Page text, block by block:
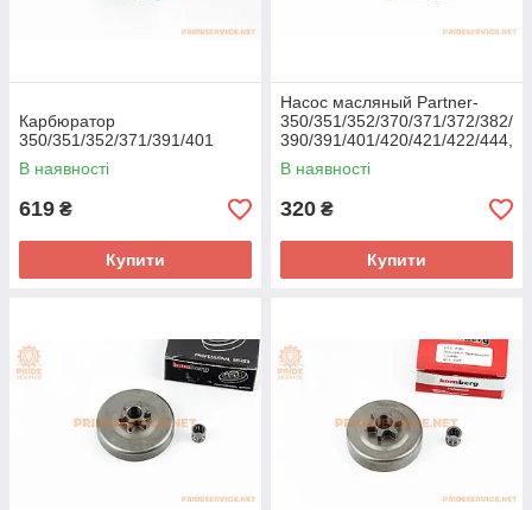
Карбюратор
350/351/352/371/391/401
В наявності
619 ₴
Купити
Насос масляный Partner-
350/351/352/370/371/372/382/
390/391/401/420/421/422/444,
JONSERED CS2137/ CS2138,
В наявності
320 ₴
Купити